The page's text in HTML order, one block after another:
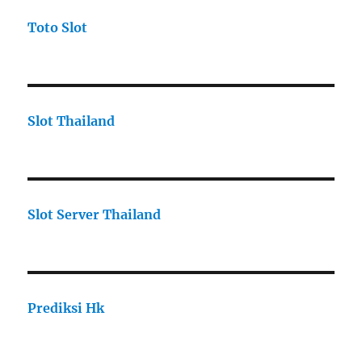
Toto Slot
Slot Thailand
Slot Server Thailand
Prediksi Hk